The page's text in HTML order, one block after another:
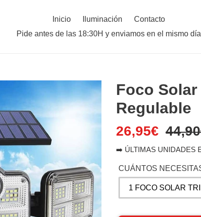
Inicio Iluminación
Contacto
Pide antes de las 18:30H y enviamos en el mismo día
Foco
Regulable
Precio
de
venta
26,95€
➡️ ÚLTIMAS UNIDADES
CUÁNTOS